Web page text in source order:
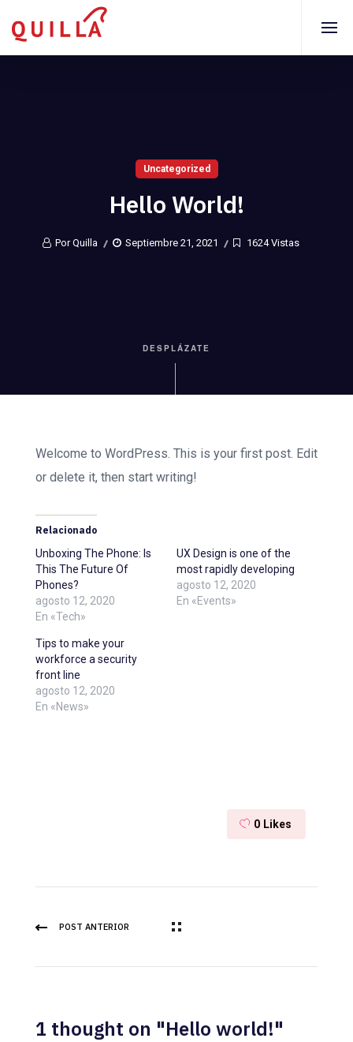
Uncategorized
Hello World!
Por Quilla Septiembre 21, 2021 1624 Vistas
DESPLÁZATE
Welcome to WordPress. This is your first post. Edit
or delete it, then start writing!
Relacionado
Unboxing The Phone: Is
This The Future Of
Phones?
agosto 12, 2020
En «Tech»
UX Design is one of the
most rapidly developing
agosto 12, 2020
En «Events»
Tips to make your
workforce a security
front line
agosto 12, 2020
En «News»
0 Likes
POST ANTERIOR
1 thought on "Hello world!"